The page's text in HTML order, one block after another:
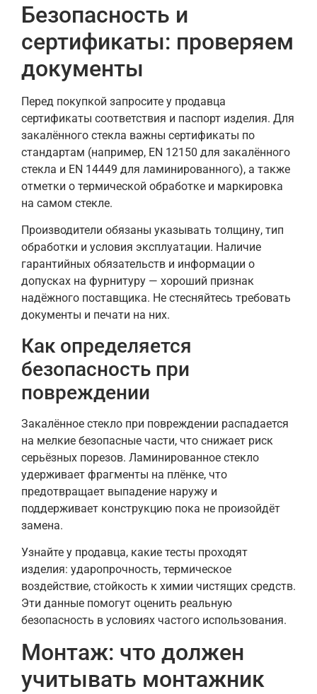
Безопасность и
сертификаты: проверяем
документы
Перед покупкой запросите у продавца
сертификаты соответствия и паспорт изделия. Для
закалённого стекла важны сертификаты по
стандартам (например, EN 12150 для закалённого
стекла и EN 14449 для ламинированного), а также
отметки о термической обработке и маркировка
на самом стекле.
Производители обязаны указывать толщину, тип
обработки и условия эксплуатации. Наличие
гарантийных обязательств и информации о
допусках на фурнитуру — хороший признак
надёжного поставщика. Не стесняйтесь требовать
документы и печати на них.
Как определяется
безопасность при
повреждении
Закалённое стекло при повреждении распадается
на мелкие безопасные части, что снижает риск
серьёзных порезов. Ламинированное стекло
удерживает фрагменты на плёнке, что
предотвращает выпадение наружу и
поддерживает конструкцию пока не произойдёт
замена.
Узнайте у продавца, какие тесты проходят
изделия: ударопрочность, термическое
воздействие, стойкость к химии чистящих средств.
Эти данные помогут оценить реальную
безопасность в условиях частого использования.
Монтаж: что должен
учитывать монтажник